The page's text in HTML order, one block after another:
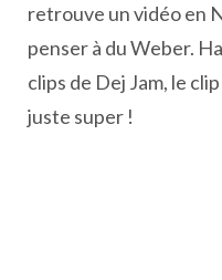
retrouve un vidéo en
penser à du Weber.
clips de Dej Jam, le
juste super !